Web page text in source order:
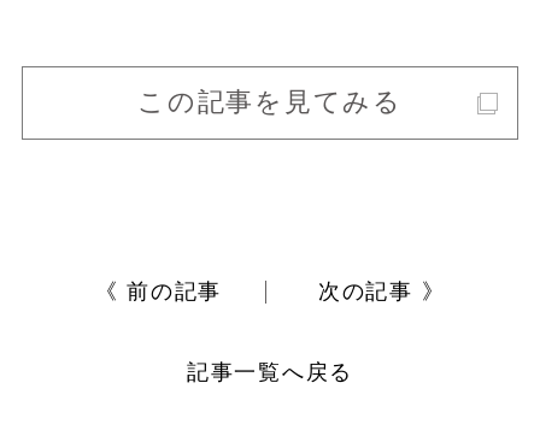
この記事を見てみる
《 前の記事
記事一覧へ戻る
次の記事 》